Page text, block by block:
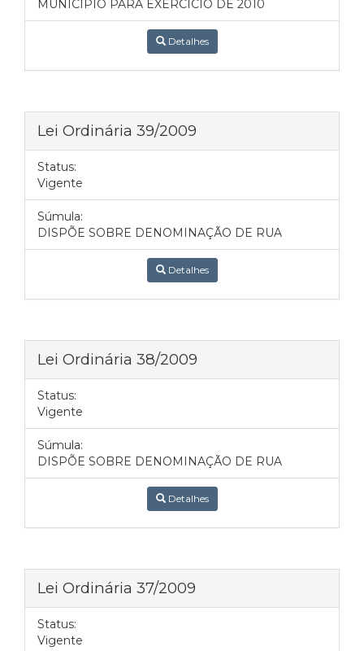
MUNICIPIO PARA EXERCICIO DE 2010
Detalhes
Lei Ordinária 39/2009
Status:
Vigente
Súmula:
DISPÕE SOBRE DENOMINAÇÃO DE RUA
Detalhes
Lei Ordinária 38/2009
Status:
Vigente
Súmula:
DISPÕE SOBRE DENOMINAÇÃO DE RUA
Detalhes
Lei Ordinária 37/2009
Status:
Vigente